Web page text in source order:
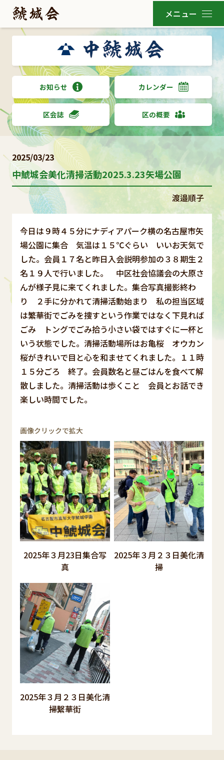
お知らせ カレンダー
区会誌 区の概要
2025/03/23
中鯱城会美化清掃活動2025.3.23矢場公園
渡邉順子
今日は９時４５分にナディアパーク横の名古屋市矢
場公園に集合 気温は１５℃ぐらい いいお天気で
した。会員１７名と昨日入会説明参加の３８期生２
名１９人で行いました。 中区社会協議会の大原さ
んが様子見に来てくれました。集合写真撮影終わ
り ２手に分かれて清掃活動始まり 私の担当区域
は繁華街でごみを捜すという作業ではなく下見れば
ごみ トングでごみ拾う小さい袋ではすぐに一杯と
いう状態でした。清掃活動場所はお亀桜 オウカン
桜がきれいで目と心を和ませてくれました。１１時
１５分ごろ 終了。会員数名と昼ごはんを食べて解
散しました。清掃活動は歩くこと 会員とお話でき
楽しい時間でした。
画像クリックで拡大
2025年３月23日集合写
真
2025年３月２３日美化清
掃
2025年３月２３日美化清
掃繫華街